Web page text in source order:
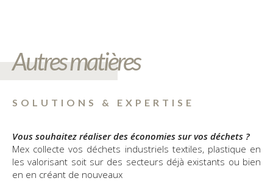
Autres matières
SOLUTIONS & EXPERTISE
Vous souhaitez réaliser des économies sur vos déchets ?
Mex collecte vos déchets industriels textiles, plastique en
les valorisant soit sur des secteurs déjà existants ou bien
en en créant de nouveaux